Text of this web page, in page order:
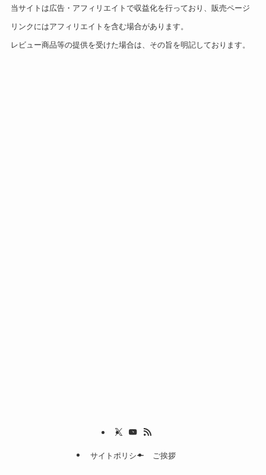
当サイトは広告・アフィリエイトで収益化を行っており、販売ページ
リンクにはアフィリエイトを含む場合があります。
レビュー商品等の提供を受けた場合は、その旨を明記しております。
サイトポリシー ご挨拶